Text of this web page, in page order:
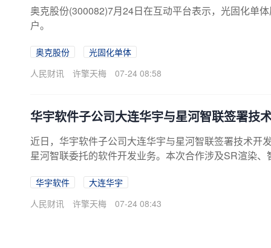
奥克股份(300082)7月24日在互动平台表示，光固化单
户。
奥克股份
光固化单体
人民财讯
许擎天梅 07-24 08:58
华宇软件子公司大连华宇与星河智联签署技
近日，华宇软件子公司大连华宇与星河智联签署技术开
星河智联委托的软件开发业务。本次合作涉及SR渲染
华宇软件
大连华宇
人民财讯
许擎天梅 07-24 08:43